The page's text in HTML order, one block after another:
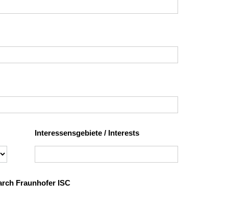
Interessensgebiete / Interests
Fraunhofer ISC